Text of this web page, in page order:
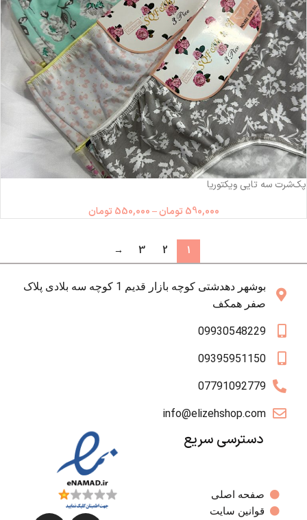
ناموجود
پک‌شرت سه تایی ویکتوریا
590,000 تومان–
550,000 تومان
1
2
3
→
بوشهر دهدشتی کوچه بازار قدیم 1 کوچه سه بلادی پلاک
صفر همکف
09930548229
09395951150
07791092779
info@elizehshop.com
دسترسی سریع
صفحه اصلی
قوانین سایت